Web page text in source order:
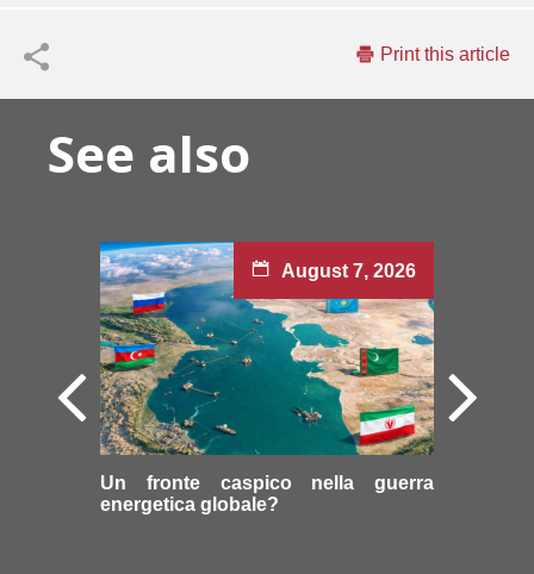
Print this article
See also
August 7, 2026
Un fronte caspico nella guerra
energetica globale?